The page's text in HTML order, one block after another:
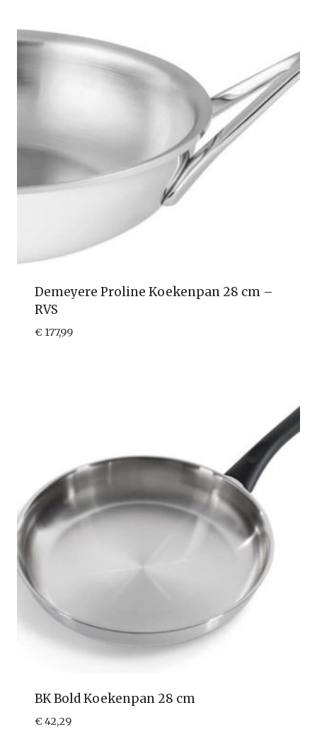
Demeyere Proline Koekenpan 28 cm –
RVS
€ 177,99
BK Bold Koekenpan 28 cm
€ 42,29